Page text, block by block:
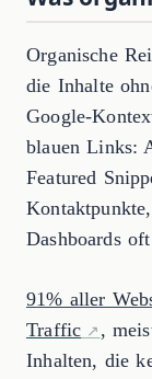
Organische
die Inhalte
Google-
blauen Links:
Featured
Dashboards
91% aller
Traffic
,
Inhalten, die